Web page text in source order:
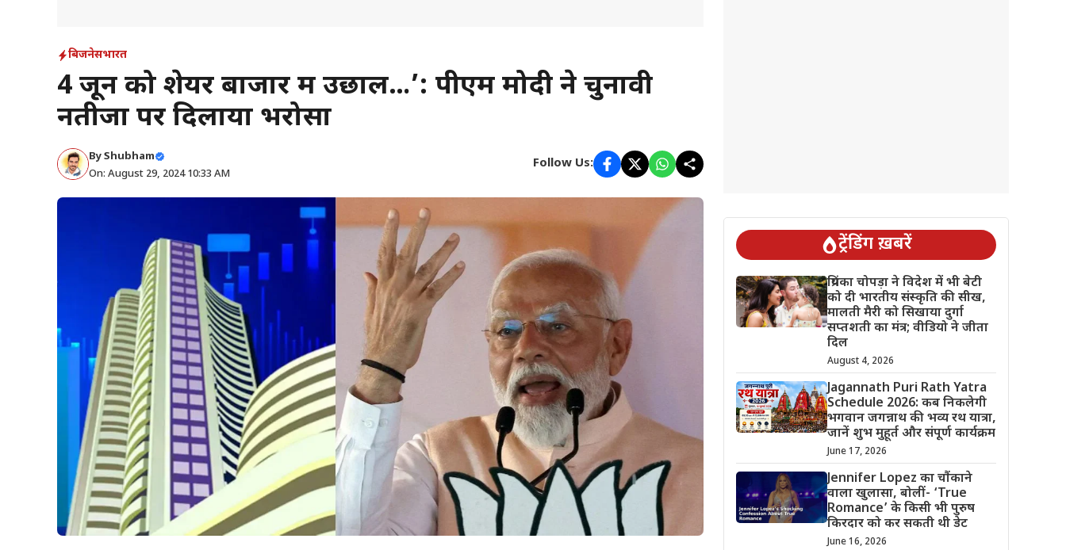
बिजनेसभारत
4 जून को शेयर बाजार में उछाल…’: पीएम मोदी ने चुनावी
नतीजों पर दिलाया भरोसा
ByShubham
On: August 29, 2024 10:33 AM
Follow Us:
ट्रेंडिंग ख़बरें
प्रियंका चोपड़ा ने विदेश में भी बेटी
को दी भारतीय संस्कृति की सीख,
मालती मैरी को सिखाया दुर्गा
सप्तशती का मंत्र; वीडियो ने जीता
दिल
August 4, 2026
Jagannath Puri Rath Yatra
Schedule 2026: कब निकलेगी
भगवान जगन्नाथ की भव्य रथ यात्रा,
जानें शुभ मुहूर्त और संपूर्ण कार्यक्रम
June 17, 2026
Jennifer Lopez का चौंकाने
वाला खुलासा, बोलीं- ‘True
Romance’ के किसी भी पुरुष
किरदार को कर सकती थी डेट
June 16, 2026